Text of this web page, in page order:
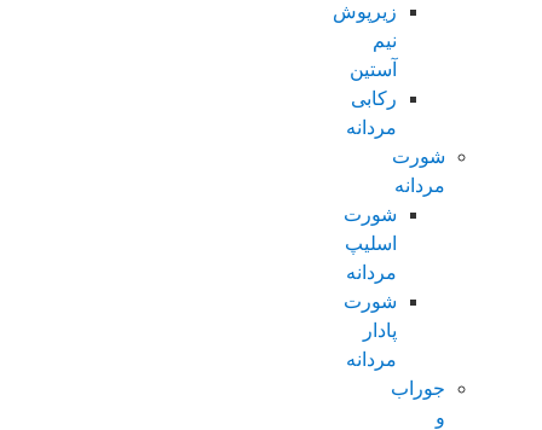
زیرپوش
نیم
آستین
رکابی
مردانه
شورت
مردانه
شورت
اسلیپ
مردانه
شورت
پادار
مردانه
جوراب
و